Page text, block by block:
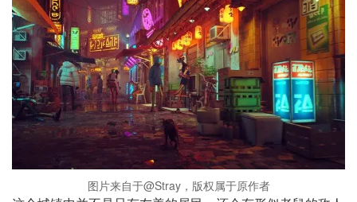
图片来自于@Stray，版权属于原作者